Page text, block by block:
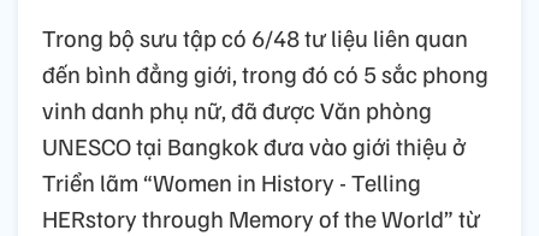
Trong bộ sưu tập có 6/48 tư liệu liên quan
đến bình đẳng giới, trong đó có 5 sắc phong
vinh danh phụ nữ, đã được Văn phòng
UNESCO tại Bangkok đưa vào giới thiệu ở
Triển lãm “Women in History - Telling
HERstory through Memory of the World” từ